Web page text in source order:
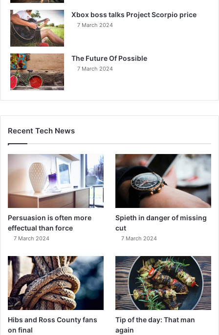
Xbox boss talks Project Scorpio price
7 March 2024
The Future Of Possible
7 March 2024
Recent Tech News
Persuasion is often more
effectual than force
7 March 2024
Spieth in danger of missing
cut
7 March 2024
Hibs and Ross County fans
on final
Tip of the day: That man
again